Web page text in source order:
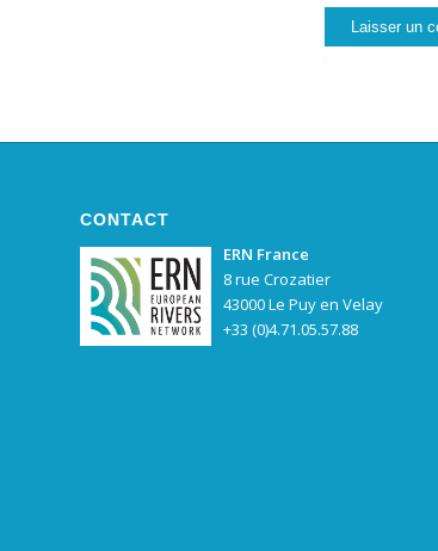
CONTACT
ERN France
8 rue Crozatier
43000 Le Puy en Velay
+33 (0)4.71.05.57.88